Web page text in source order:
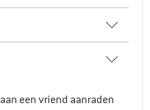
een vriend aanraden